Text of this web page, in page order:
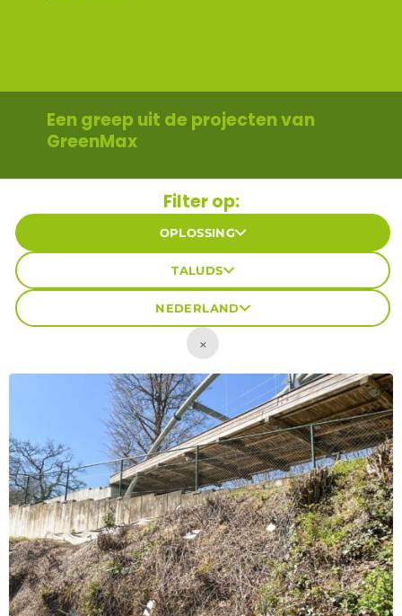
Een greep uit de projecten van
GreenMax
Filter op:
OPLOSSING
TALUDS
NEDERLAND
×